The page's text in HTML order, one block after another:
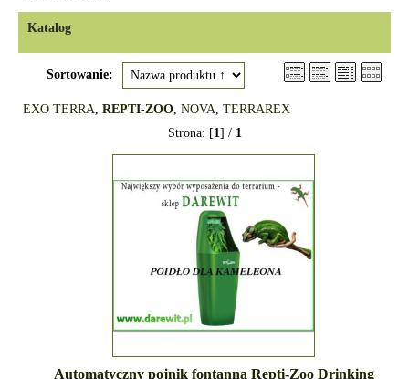
Katalog
Sortowanie:
EXO TERRA, REPTI-ZOO, NOVA, TERRAREX
Strona: [1] / 1
Automatyczny pojnik fontanna Repti-Zoo Drinking